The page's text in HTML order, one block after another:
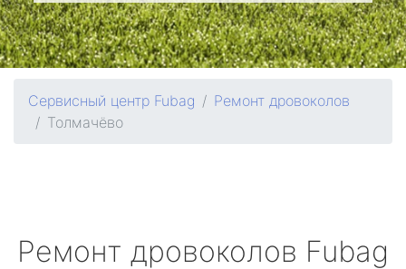
Сервисный центр Fubag
Ремонт дровоколов
Толмачёво
Ремонт дровоколов Fubag